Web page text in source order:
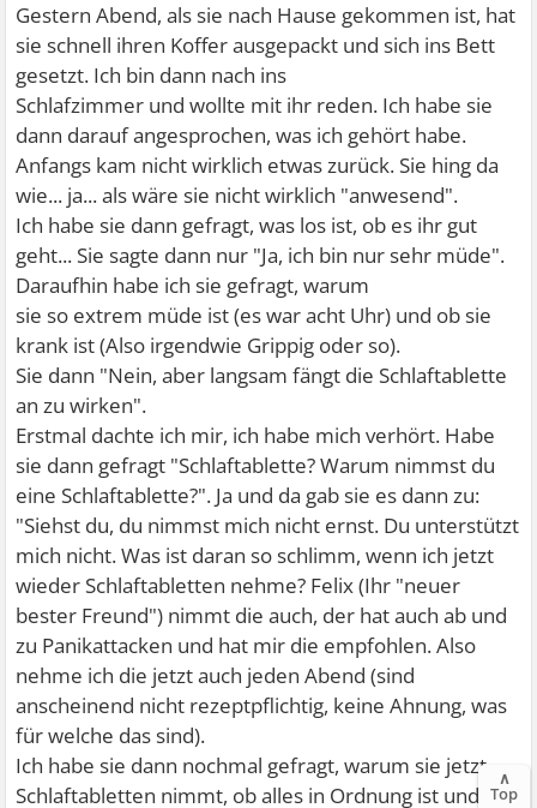
Gestern Abend, als sie nach Hause gekommen ist, hat
sie schnell ihren Koffer ausgepackt und sich ins Bett
gesetzt. Ich bin dann nach ins
Schlafzimmer und wollte mit ihr reden. Ich habe sie
dann darauf angesprochen, was ich gehört habe.
Anfangs kam nicht wirklich etwas zurück. Sie hing da
wie... ja... als wäre sie nicht wirklich "anwesend".
Ich habe sie dann gefragt, was los ist, ob es ihr gut
geht... Sie sagte dann nur "Ja, ich bin nur sehr müde".
Daraufhin habe ich sie gefragt, warum
sie so extrem müde ist (es war acht Uhr) und ob sie
krank ist (Also irgendwie Grippig oder so).
Sie dann "Nein, aber langsam fängt die Schlaftablette
an zu wirken".
Erstmal dachte ich mir, ich habe mich verhört. Habe
sie dann gefragt "Schlaftablette? Warum nimmst du
eine Schlaftablette?". Ja und da gab sie es dann zu:
"Siehst du, du nimmst mich nicht ernst. Du unterstützt
mich nicht. Was ist daran so schlimm, wenn ich jetzt
wieder Schlaftabletten nehme? Felix (Ihr "neuer
bester Freund") nimmt die auch, der hat auch ab und
zu Panikattacken und hat mir die empfohlen. Also
nehme ich die jetzt auch jeden Abend (sind
anscheinend nicht rezeptpflichtig, keine Ahnung, was
für welche das sind).
Ich habe sie dann nochmal gefragt, warum sie jetzt
Schlaftabletten nimmt, ob alles in Ordnung ist und
∧
Top